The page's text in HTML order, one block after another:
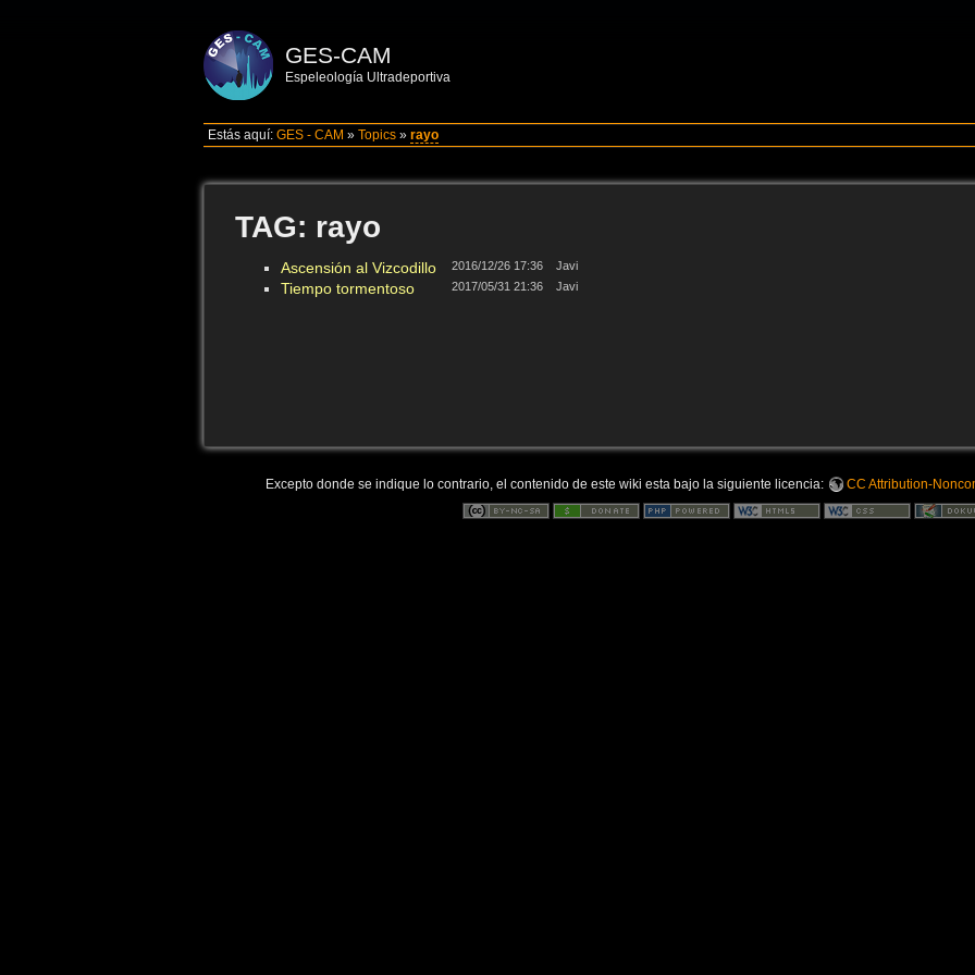
GES-CAM
Espeleología Ultradeportiva
Estás aquí:GES - CAM »Topics »rayo
TAG: rayo
Ascensión al Vizcodillo 2016/12/26 17:36 Javi
Tiempo tormentoso 2017/05/31 21:36 Javi
Excepto donde se indique lo contrario, el contenido de este wiki esta bajo la siguiente licencia: CC Attribution-